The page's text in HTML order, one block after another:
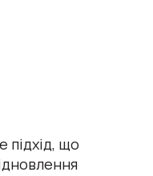
підхід, що